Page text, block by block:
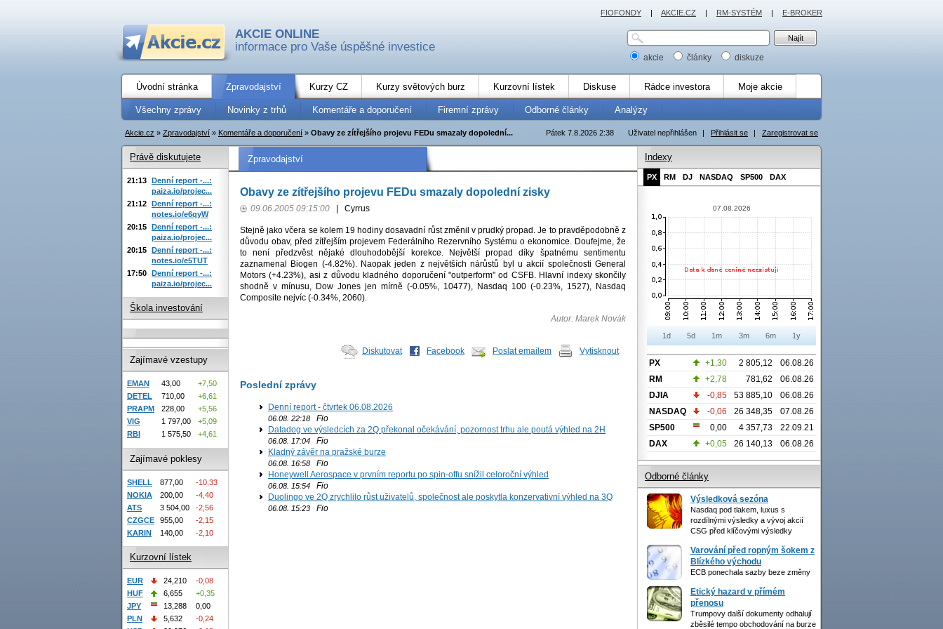
AKCIE ONLINE
informace pro Vaše úspěšné investice
akcie články diskuze
Úvodní stránka Zpravodajství Kurzy CZ Kurzy světových burz Kurzovní lístek Diskuse Rádce investora Moje akcie
Všechny zprávy Novinky z trhů Komentáře a doporučení Firemní zprávy Odborné články Analýzy
Uživatel nepřihlášen | Přihlásit se | Zaregistrovat se
Pátek 7.8.2026 2:38
Akcie.cz » Zpravodajství » Komentáře a doporučení » Obavy ze zítřejšího projevu FEDu smazaly dopolední...
Zpravodajství
Obavy ze zítřejšího projevu FEDu smazaly dopolední zisky
09.06.2005 09:15:00 Cyrrus
Stejně jako včera se kolem 19 hodiny dosavadní růst změnil v prudký propad. Je to pravděpodobně z
důvodu obav, před zítřejším projevem Federálního Rezervního Systému o ekonomice. Doufejme, že
to není předzvěst nějaké dlouhodobější korekce. Největší propad díky špatnému sentimentu
zaznamenal Biogen (-4.82%). Naopak jeden z největších nárůstů byl u akcií společnosti General
Motors (+4.23%), asi z důvodu kladného doporučení "outperform" od CSFB. Hlavní indexy skončily
shodně v mínusu, Dow Jones jen mírně (-0.05%, 10477), Nasdaq 100 (-0.23%, 1527), Nasdaq
Composite nejvíc (-0.34%, 2060).
Autor: Marek Novák
Diskutovat Facebook Poslat emailem Vytisknout
Poslední zprávy
Denní report - čtvrtek 06.08.2026
06.08. 22:18 Fio
Datadog ve výsledcích za 2Q překonal očekávání, pozornost trhu ale poutá výhled na 2H
06.08. 17:04 Fio
Kladný závěr na pražské burze
06.08. 16:58 Fio
Honeywell Aerospace v prvním reportu po spin-offu snížil celoroční výhled
06.08. 15:54 Fio
Duolingo ve 2Q zrychlilo růst uživatelů, společnost ale poskytla konzervativní výhled na 3Q
06.08. 15:23 Fio
Právě diskutujete
21:13 Denní report -...:
paiza.io/projec...
21:12 Denní report -...:
notes.io/e6qyW
20:15 Denní report -...:
paiza.io/projec...
20:15 Denní report -...:
notes.io/e5TUT
17:50 Denní report -...:
paiza.io/projec...
Škola investování
Zajímavé vzestupy
EMAN 43,00
+7,50
DETEL
710,00
+6,61
PRAPM
228,00
+5,56
VIG
1 797,00
+5,09
RBI
1 575,50 +4,61
Zajímavé poklesy
SHELL 877,00
-10,33
NOKIA
200,00
-4,40
ATS
3 504,00
-2,56
CZGCE
955,00
-2,15
KARIN
140,00 -2,10
Kurzovní lístek
EUR 24,210
-0,08
HUF
6,655
+0,35
JPY
13,288
0,00
PLN
5,632
-0,24
Indexy
PX RM DJ NASDAQ SP500 DAX
07.08.2026
1d 5d 1m 3m 6m 1y
PX +1,30 2 805,12
06.08.26
RM
+2,78 781,62
06.08.26
DJIA
-0,85 53 885,10
06.08.26
NASDAQ
-0,06 26 348,35
07.08.26
SP500
0,00 4 357,73
22.09.21
DAX
+0,05 26 140,13 06.08.26
Odborné články
Výsledková sezóna
Nasdaq pod tlakem, luxus s
rozdílnými výsledky a vývoj akcií
CSG před klíčovými výsledky
Varování před ropným šokem z
Blízkého východu
ECB ponechala sazby beze změny
Etický hazard v přímém
přenosu
Trumpovy další dokumenty odhalují
zběsilé tempo obchodování na burze
FIOFONDY | AKCIE.CZ | RM-SYSTÉM | E-BROKER